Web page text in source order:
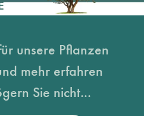
unsere Pflanzen
mehr erfahren
Sie nicht...